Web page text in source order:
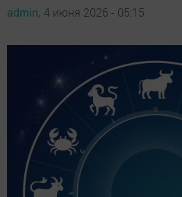
admin, 4 июня 2026 - 05:15